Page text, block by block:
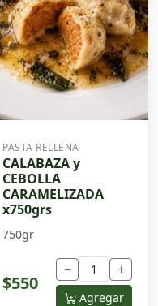
PASTA RELLENA
CALABAZA y
CEBOLLA
CARAMELIZADA
x750grs
750gr
$550
− +
Agregar